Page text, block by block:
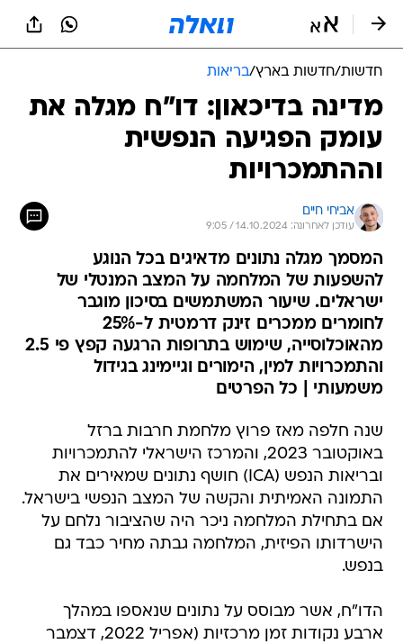
חדשות/חדשות בארץ/בריאות
מדינה בדיכאון: דו"ח מגלה את
עומק הפגיעה הנפשית
וההתמכרויות
אביחי חיים
עודכן לאחרונה: 14.10.2024 / 9:05
המסמך מגלה נתונים מדאיגים בכל הנוגע
להשפעות של המלחמה על המצב המנטלי של
ישראלים. שיעור המשתמשים בסיכון מוגבר
לחומרים ממכרים זינק דרמטית ל-25%
מהאוכלוסייה, שימוש בתרופות הרגעה קפץ פי 2.5
והתמכרויות למין, הימורים וגיימינג בגידול
משמעותי | כל הפרטים
שנה חלפה מאז פרוץ מלחמת חרבות ברזל
באוקטובר 2023, והמרכז הישראלי להתמכרויות
ובריאות הנפש (ICA) חושף נתונים שמאירים את
התמונה האמיתית והקשה של המצב הנפשי בישראל.
אם בתחילת המלחמה ניכר היה שהציבור נלחם על
הישרדותו הפיזית, המלחמה גבתה מחיר כבד גם
בנפש.
הדו"ח, אשר מבוסס על נתונים שנאספו במהלך
ארבע נקודות זמן מרכזיות (אפריל 2022, דצמבר